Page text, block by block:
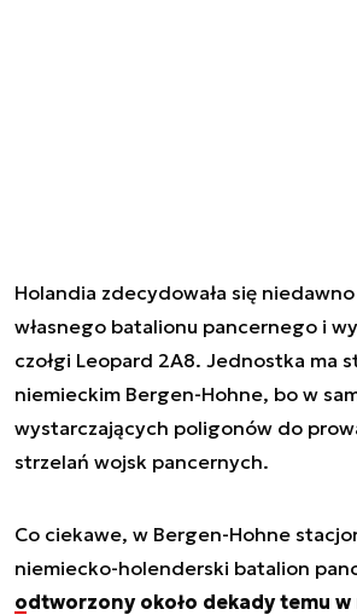
Holandia zdecydowała się
własnego batalionu pancernego i
czołgi Leopard 2A8. Jednostka ma
niemieckim Bergen-Hohne, bo w
wystarczających poligonów do
strzelań wojsk pancernych.
Co ciekawe, w Bergen-Hohne
niemiecko-holenderski batalion
odtworzony około dekady temu w